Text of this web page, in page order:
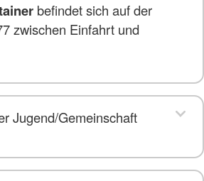
befindet sich auf der
zwischen Einfahrt und
Jugend/Gemeinschaft